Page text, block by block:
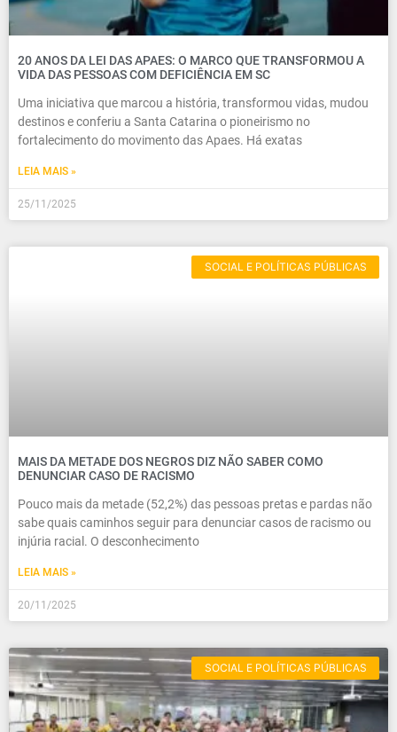
20 ANOS DA LEI DAS APAES: O MARCO QUE TRANSFORMOU A
VIDA DAS PESSOAS COM DEFICIÊNCIA EM SC
Uma iniciativa que marcou a história, transformou vidas, mudou
destinos e conferiu a Santa Catarina o pioneirismo no
fortalecimento do movimento das Apaes. Há exatas
LEIA MAIS »
25/11/2025
SOCIAL E POLÍTICAS PÚBLICAS
MAIS DA METADE DOS NEGROS DIZ NÃO SABER COMO
DENUNCIAR CASO DE RACISMO
Pouco mais da metade (52,2%) das pessoas pretas e pardas não
sabe quais caminhos seguir para denunciar casos de racismo ou
injúria racial. O desconhecimento
LEIA MAIS »
20/11/2025
SOCIAL E POLÍTICAS PÚBLICAS